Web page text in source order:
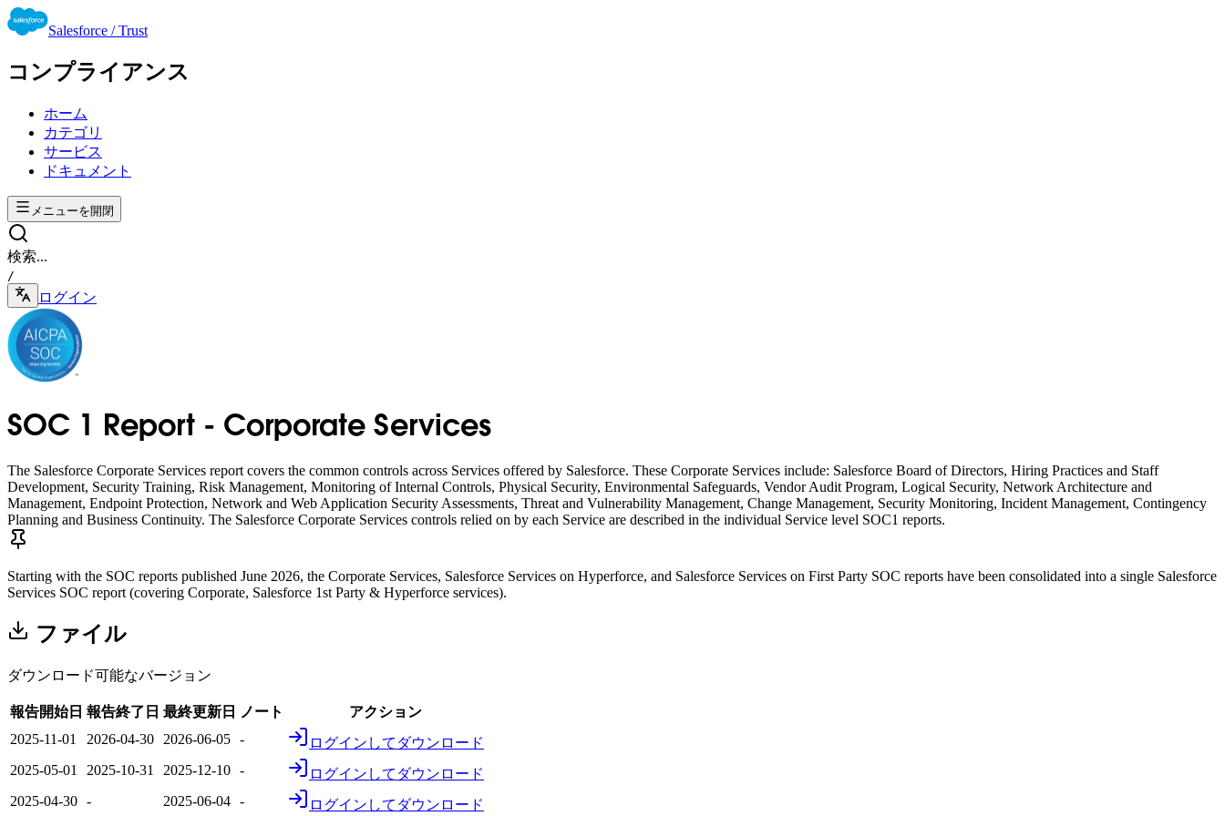
Salesforce / Trust
コンプライアンス
ホーム
カテゴリ
サービス
ドキュメント
メニューを開閉
検索...
/
ログイン
SOC 1 Report - Corporate Services
The Salesforce Corporate Services report covers the common controls across Services offered by Salesforce. These Corporate Services include: Salesforce Board of Directors, Hiring Practices and Staff
Development, Security Training, Risk Management, Monitoring of Internal Controls, Physical Security, Environmental Safeguards, Vendor Audit Program, Logical Security, Network Architecture and
Management, Endpoint Protection, Network and Web Application Security Assessments, Threat and Vulnerability Management, Change Management, Security Monitoring, Incident Management, Contingency
Planning and Business Continuity. The Salesforce Corporate Services controls relied on by each Service are described in the individual Service level SOC1 reports.
Starting with the SOC reports published June 2026, the Corporate Services, Salesforce Services on Hyperforce, and Salesforce Services on First Party SOC reports have been consolidated into a single Salesforce
Services SOC report (covering Corporate, Salesforce 1st Party & Hyperforce services).
ファイル
ダウンロード可能なバージョン
報告開始日 報告終了日 最終更新日 ノート
アクション
2025-11-01
2026-04-30 2026-06-05 -
ログインしてダウンロード
2025-05-01
2025-10-31 2025-12-10 -
ログインしてダウンロード
2025-04-30 - 2025-06-04 -
ログインしてダウンロード